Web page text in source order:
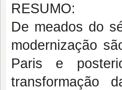
RESUMO:
De meados do
modernização
Paris e
transformação